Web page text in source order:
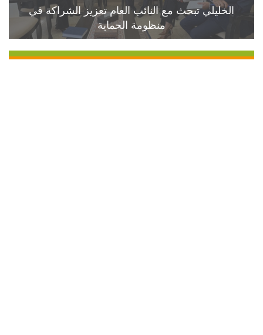
الخليلي تبحث مع النائب العام تعزيز الشراكة في
منظومة الحماية